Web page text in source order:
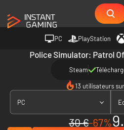
PC PlayStation
Police Simulator: Patrol
Steam
13 utilisateurs
PC
30 €-67%